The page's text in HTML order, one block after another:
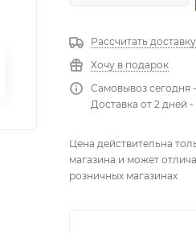
Рассчитать доставку
Хочу в подарок
Самовывоз сегодня
Доставка от 2 дней
Цена действительна
магазина и может
розничных магазинах